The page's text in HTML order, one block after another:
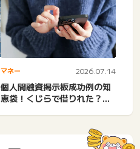
い？知恵袋＆5chの審...
マネー 2026.07.14
個人間融資掲示板成功例の知
恵袋！くじらで借りれた？口